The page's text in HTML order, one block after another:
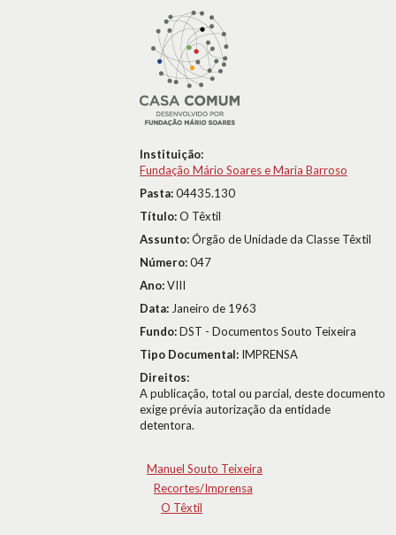
Instituição:
Fundação Mário Soares e Maria Barroso
Pasta:04435.130
Título:O Têxtil
Assunto:Órgão de Unidade da Classe Têxtil
Número:047
Ano:VIII
Data: Janeiro de 1963
Fundo:DST - Documentos Souto Teixeira
Tipo Documental: IMPRENSA
Direitos:
A publicação, total ou parcial, deste documento
exige prévia autorização da entidade
detentora.
Manuel Souto Teixeira
Recortes/Imprensa
O Têxtil